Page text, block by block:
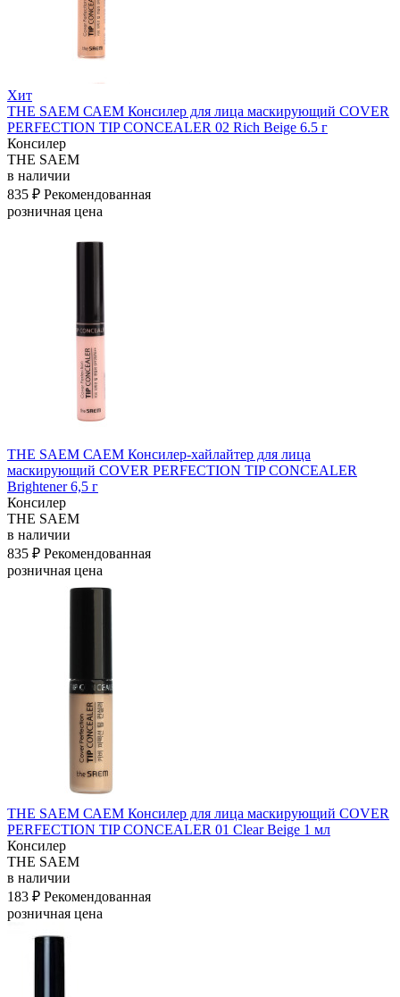
Хит
THE SAEM САЕМ Консилер для лица маскирующий COVER
PERFECTION TIP CONCEALER 02 Rich Beige 6.5 г
Консилер
THE SAEM
в наличии
835 ₽ Рекомендованная
розничная цена
THE SAEM САЕМ Консилер-хайлайтер для лица
маскирующий COVER PERFECTION TIP CONCEALER
Brightener 6,5 г
Консилер
THE SAEM
в наличии
835 ₽ Рекомендованная
розничная цена
THE SAEM САЕМ Консилер для лица маскирующий COVER
PERFECTION TIP CONCEALER 01 Clear Beige 1 мл
Консилер
THE SAEM
в наличии
183 ₽ Рекомендованная
розничная цена